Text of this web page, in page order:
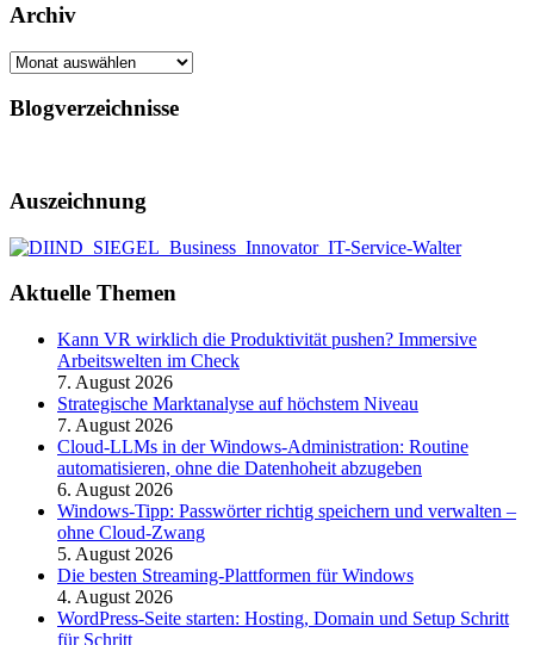
Archiv
Archiv
Blogverzeichnisse
Auszeichnung
Aktuelle Themen
Kann VR wirklich die Produktivität pushen? Immersive
Arbeitswelten im Check
7. August 2026
Strategische Marktanalyse auf höchstem Niveau
7. August 2026
Cloud-LLMs in der Windows-Administration: Routine
automatisieren, ohne die Datenhoheit abzugeben
6. August 2026
Windows-Tipp: Passwörter richtig speichern und verwalten –
ohne Cloud-Zwang
5. August 2026
Die besten Streaming-Plattformen für Windows
4. August 2026
WordPress-Seite starten: Hosting, Domain und Setup Schritt
für Schritt